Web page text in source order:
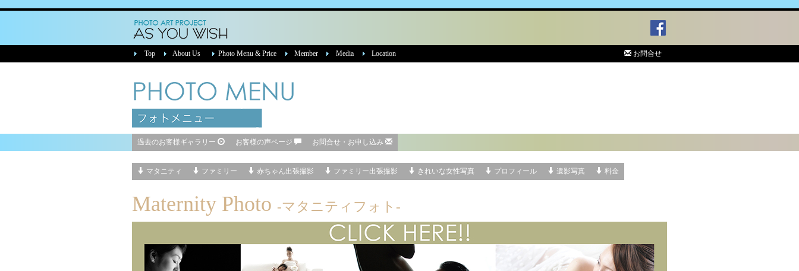
Top About Us Photo Menu & Price Member Media Location お問合せ
過去のお客様ギャラリー お客様の声ページ お問合せ・お申し込み
マタニティ ファミリー 赤ちゃん出張撮影 ファミリー出張撮影 きれいな女性写真 プロフィール 遺影写真 料金
Maternity Photo -マタニティフォト-